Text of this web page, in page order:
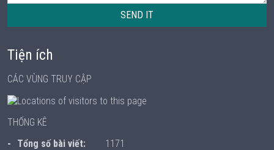
SEND IT
Tiện ích
CÁC VÙNG TRUY CẬP
THỐNG KÊ
Tổng số bài viết:
1171